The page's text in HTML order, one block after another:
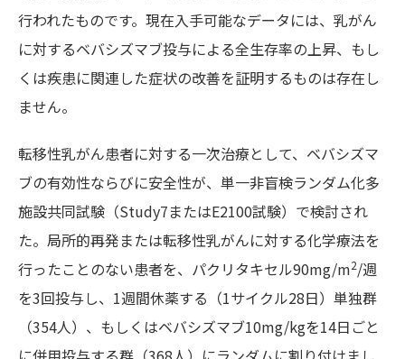
行われたものです。現在入手可能なデータには、乳がん
に対するベバシズマブ投与による全生存率の上昇、もし
くは疾患に関連した症状の改善を証明するものは存在し
ません。
転移性乳がん患者に対する一次治療として、ベバシズマ
ブの有効性ならびに安全性が、単一非盲検ランダム化多
施設共同試験（Study7またはE2100試験）で検討され
た。局所的再発または転移性乳がんに対する化学療法を
行ったことのない患者を、パクリタキセル90mg/m2/週
を3回投与し、1週間休薬する（1サイクル28日）単独群
（354人）、もしくはベバシズマブ10mg/kgを14日ごと